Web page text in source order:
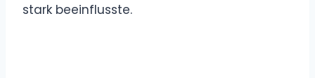
stark beeinflusste.